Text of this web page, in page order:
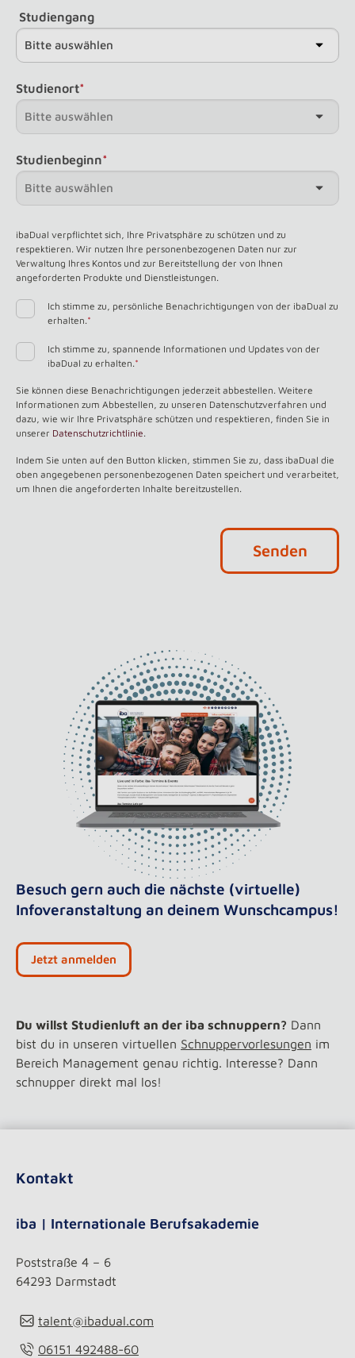
Studiengang
Studienort*
Studienbeginn*
ibaDual verpflichtet sich, Ihre Privatsphäre zu schützen und zu
respektieren. Wir nutzen Ihre personenbezogenen Daten nur zur
Verwaltung Ihres Kontos und zur Bereitstellung der von Ihnen
angeforderten Produkte und Dienstleistungen.
Ich stimme zu, persönliche Benachrichtigungen von der ibaDual zu
erhalten.*
Ich stimme zu, spannende Informationen und Updates von der
ibaDual zu erhalten.*
Sie können diese Benachrichtigungen jederzeit abbestellen. Weitere
Informationen zum Abbestellen, zu unseren Datenschutzverfahren und
dazu, wie wir Ihre Privatsphäre schützen und respektieren, finden Sie in
unserer Datenschutzrichtlinie.
Indem Sie unten auf den Button klicken, stimmen Sie zu, dass ibaDual die
oben angegebenen personenbezogenen Daten speichert und verarbeitet,
um Ihnen die angeforderten Inhalte bereitzustellen.
Besuch gern auch die nächste (virtuelle)
Infoveranstaltung an deinem Wunschcampus!
Jetzt anmelden
Du willst Studienluft an der iba schnuppern? Dann
bist du in unseren virtuellen Schnuppervorlesungen im
Bereich Management genau richtig. Interesse? Dann
schnupper direkt mal los!
Kontakt
iba | Internationale Berufsakademie
Poststraße 4 – 6
64293 Darmstadt
talent@ibadual.com
06151 492488-60